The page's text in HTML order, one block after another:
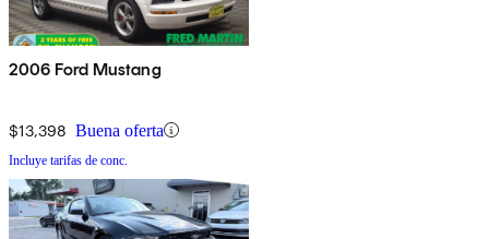
2006 Ford Mustang
$13,398 Buena oferta
Incluye tarifas de conc.